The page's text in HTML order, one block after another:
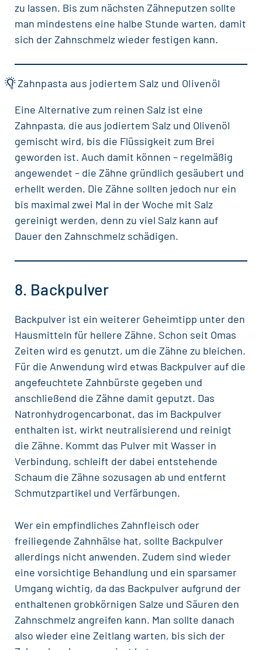
zu lassen. Bis zum nächsten Zähneputzen sollte
man mindestens eine halbe Stunde warten, damit
sich der Zahnschmelz wieder festigen kann.
Zahnpasta aus jodiertem Salz und Olivenöl
Eine Alternative zum reinen Salz ist eine
Zahnpasta, die aus jodiertem Salz und Olivenöl
gemischt wird, bis die Flüssigkeit zum Brei
geworden ist. Auch damit können – regelmäßig
angewendet – die Zähne gründlich gesäubert und
erhellt werden. Die Zähne sollten jedoch nur ein
bis maximal zwei Mal in der Woche mit Salz
gereinigt werden, denn zu viel Salz kann auf
Dauer den Zahnschmelz schädigen.
8. Backpulver
Backpulver ist ein weiterer Geheimtipp unter den
Hausmitteln für hellere Zähne. Schon seit Omas
Zeiten wird es genutzt, um die Zähne zu bleichen.
Für die Anwendung wird etwas Backpulver auf die
angefeuchtete Zahnbürste gegeben und
anschließend die Zähne damit geputzt. Das
Natronhydrogencarbonat, das im Backpulver
enthalten ist, wirkt neutralisierend und reinigt
die Zähne. Kommt das Pulver mit Wasser in
Verbindung, schleift der dabei entstehende
Schaum die Zähne sozusagen ab und entfernt
Schmutzpartikel und Verfärbungen.
Wer ein empfindliches Zahnfleisch oder
freiliegende Zahnhälse hat, sollte Backpulver
allerdings nicht anwenden. Zudem sind wieder
eine vorsichtige Behandlung und ein sparsamer
Umgang wichtig, da das Backpulver aufgrund der
enthaltenen grobkörnigen Salze und Säuren den
Zahnschmelz angreifen kann. Man sollte danach
also wieder eine Zeitlang warten, bis sich der